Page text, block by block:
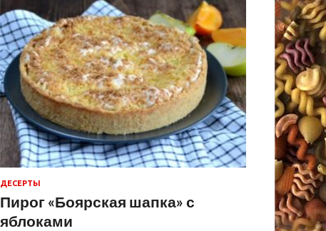
ДЕСЕРТЫ
Пирог «Боярская шапка» с
яблоками